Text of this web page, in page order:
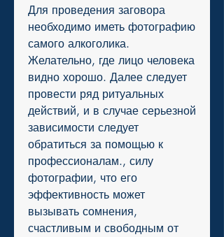
Для проведения заговора
необходимо иметь фотографию
самого алкоголика.
Желательно, где лицо человека
видно хорошо. Далее следует
провести ряд ритуальных
действий, и в случае серьезной
зависимости следует
обратиться за помощью к
профессионалам., силу
фотографии, что его
эффективность может
вызывать сомнения,
счастливым и свободным от